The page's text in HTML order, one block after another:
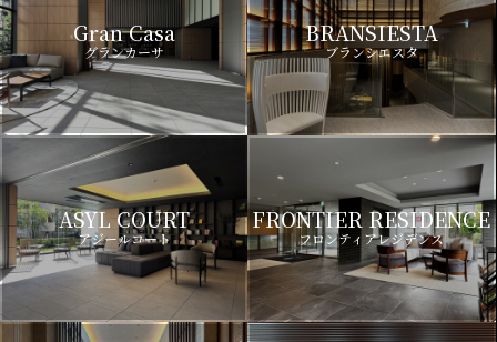
Gran Casa
グランカーサ
BRANSIESTA
ブランシエスタ
ASYL COURT
アジールコート
FRONTIER RESIDENCE
フロンティアレジデンス